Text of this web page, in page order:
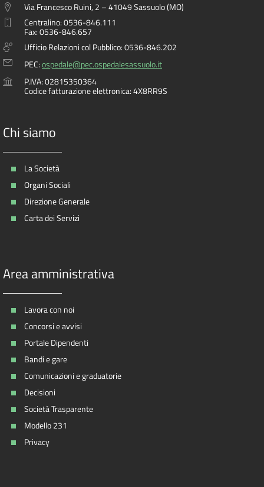
Via Francesco Ruini, 2 – 41049 Sassuolo (MO)
Centralino: 0536-846.111
Fax: 0536-846.657
Ufficio Relazioni col Pubblico: 0536-846.202
PEC:ospedale@pec.ospedalesassuolo.it
P.IVA: 02815350364
Codice fatturazione elettronica: 4X8RR9S
Chi siamo
La Società
Organi Sociali
Direzione Generale
Carta dei Servizi
Area amministrativa
Lavora con noi
Concorsi e avvisi
Portale Dipendenti
Bandi e gare
Comunicazioni e graduatorie
Decisioni
Società Trasparente
Modello 231
Privacy